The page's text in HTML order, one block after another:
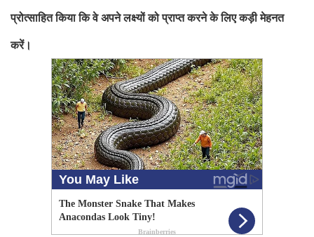
प्रोत्साहित किया कि वे अपने लक्ष्यों को प्राप्त करने के लिए कड़ी मेहनत
करें।